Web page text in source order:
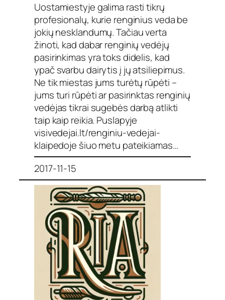
Uostamiestyje galima rasti tikrų
profesionalų, kurie renginius veda be
jokių nesklandumų. Tačiau verta
žinoti, kad dabar renginių vedėjų
pasirinkimas yra toks didelis, kad
ypač svarbu dairytis į jų atsiliepimus.
Ne tik miestas jums turėtų rūpėti –
jums turi rūpėti ar pasirinktas renginių
vedėjas tikrai sugebės darbą atlikti
taip kaip reikia. Puslapyje
visivedejai.lt/renginiu-vedejai-
klaipedoje šiuo metu pateikiamas…
2017-11-15